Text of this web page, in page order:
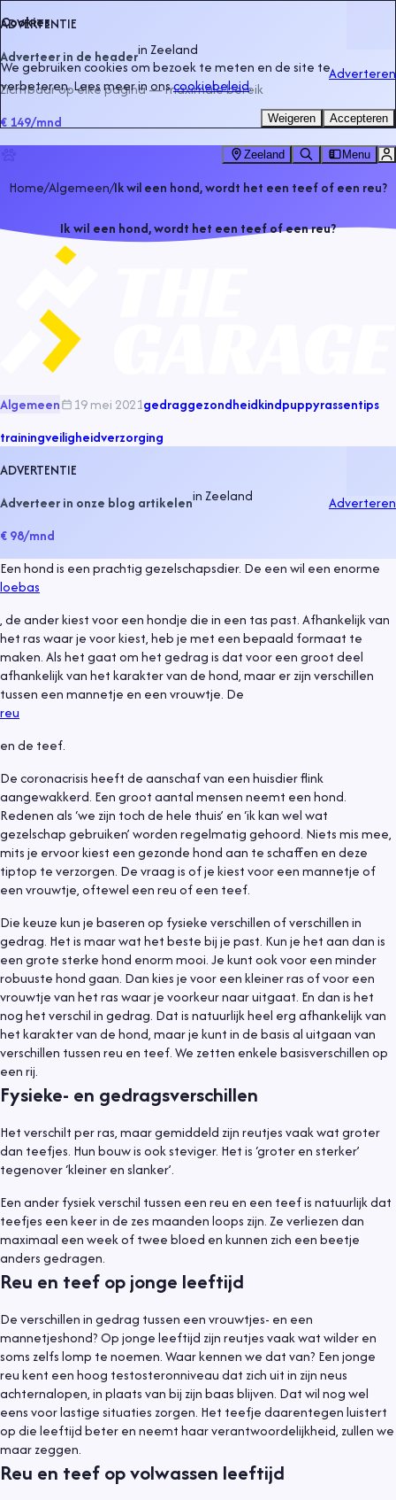
ADVERTENTIE
Adverteer in de headerinZeeland
Zichtbaar op elke pagina — maximale bereik
€ 149/mnd
Adverteren
Zeeland Menu
Home/Algemeen/Ik wil een hond, wordt het een teef of een reu?
Ik wil een hond, wordt het een teef of een reu?
Algemeen 19 mei 2021gedraggezondheidkindpuppyrassentips
trainingveiligheidverzorging
ADVERTENTIE
Adverteer in onze blog artikeleninZeeland
€ 98/mnd
Adverteren
Een hond is een prachtig gezelschapsdier. De een wil een enorme
loebas
, de ander kiest voor een hondje die in een tas past. Afhankelijk van
het ras waar je voor kiest, heb je met een bepaald formaat te
maken. Als het gaat om het gedrag is dat voor een groot deel
afhankelijk van het karakter van de hond, maar er zijn verschillen
tussen een mannetje en een vrouwtje. De
reu
en de teef.
De coronacrisis heeft de aanschaf van een huisdier flink
aangewakkerd. Een groot aantal mensen neemt een hond.
Redenen als ‘we zijn toch de hele thuis’ en ‘ik kan wel wat
gezelschap gebruiken’ worden regelmatig gehoord. Niets mis mee,
mits je ervoor kiest een gezonde hond aan te schaffen en deze
tiptop te verzorgen. De vraag is of je kiest voor een mannetje of
een vrouwtje, oftewel een reu of een teef.
Die keuze kun je baseren op fysieke verschillen of verschillen in
gedrag. Het is maar wat het beste bij je past. Kun je het aan dan is
een grote sterke hond enorm mooi. Je kunt ook voor een minder
robuuste hond gaan. Dan kies je voor een kleiner ras of voor een
vrouwtje van het ras waar je voorkeur naar uitgaat. En dan is het
nog het verschil in gedrag. Dat is natuurlijk heel erg afhankelijk van
het karakter van de hond, maar je kunt in de basis al uitgaan van
verschillen tussen reu en teef. We zetten enkele basisverschillen op
een rij.
Fysieke- en gedragsverschillen
Het verschilt per ras, maar gemiddeld zijn reutjes vaak wat groter
dan teefjes. Hun bouw is ook steviger. Het is ‘groter en sterker’
tegenover ‘kleiner en slanker’.
Een ander fysiek verschil tussen een reu en een teef is natuurlijk dat
teefjes een keer in de zes maanden loops zijn. Ze verliezen dan
maximaal een week of twee bloed en kunnen zich een beetje
anders gedragen.
Reu en teef op jonge leeftijd
De verschillen in gedrag tussen een vrouwtjes- en een
mannetjeshond? Op jonge leeftijd zijn reutjes vaak wat wilder en
soms zelfs lomp te noemen. Waar kennen we dat van? Een jonge
reu kent een hoog testosteronniveau dat zich uit in zijn neus
achternalopen, in plaats van bij zijn baas blijven. Dat wil nog wel
eens voor lastige situaties zorgen. Het teefje daarentegen luistert
op die leeftijd beter en neemt haar verantwoordelijkheid, zullen we
maar zeggen.
Reu en teef op volwassen leeftijd
Cookies
We gebruiken cookies om bezoek te meten en de site te
verbeteren. Lees meer in onscookiebeleid.
Weigeren Accepteren